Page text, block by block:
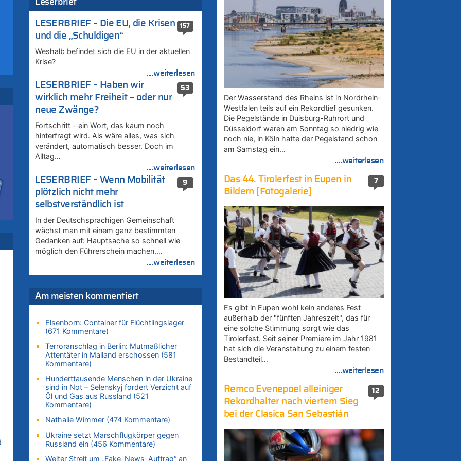
Leserbrief
157
LESERBRIEF – Die EU, die Krisen
und die „Schuldigen“
Weshalb befindet sich die EU in der aktuellen
Krise?
....weiterlesen
53
LESERBRIEF – Haben wir
wirklich mehr Freiheit – oder nur
neue Zwänge?
Fortschritt – ein Wort, das kaum noch
hinterfragt wird. Als wäre alles, was sich
verändert, automatisch besser. Doch im
Alltag…
....weiterlesen
9
LESERBRIEF – Wenn Mobilität
plötzlich nicht mehr
selbstverständlich ist
In der Deutschsprachigen Gemeinschaft
wächst man mit einem ganz bestimmten
Gedanken auf: Hauptsache so schnell wie
möglich den Führerschein machen….
....weiterlesen
Am meisten kommentiert
Elsenborn: Container für Flüchtlingslager
(671 Kommentare)
Terroranschlag in Berlin: Mutmaßlicher
Attentäter in Mailand erschossen (581
Kommentare)
Hunderttausende Menschen in der Ukraine
sind in Not – Selenskyj fordert Verzicht auf
Öl und Gas aus Russland (521
Kommentare)
Nathalie Wimmer (474 Kommentare)
Ukraine setzt Marschflugkörper gegen
Russland ein (456 Kommentare)
Weiter Streit um „Fake-News-Auftrag“ an
Der Wasserstand des Rheins ist in Nordrhein-
Westfalen teils auf ein Rekordtief gesunken.
Die Pegelstände in Duisburg-Ruhrort und
Düsseldorf waren am Sonntag so niedrig wie
noch nie, in Köln hatte der Pegelstand schon
am Samstag ein…
....weiterlesen
7
Das 44. Tirolerfest in Eupen in
Bildern [Fotogalerie]
Es gibt in Eupen wohl kein anderes Fest
außerhalb der "fünften Jahreszeit", das für
eine solche Stimmung sorgt wie das
Tirolerfest. Seit seiner Premiere im Jahr 1981
hat sich die Veranstaltung zu einem festen
Bestandteil…
....weiterlesen
12
Remco Evenepoel alleiniger
Rekordhalter nach viertem Sieg
bei der Clasica San Sebastián